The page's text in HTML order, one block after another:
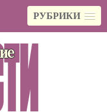
РУБРИКИ